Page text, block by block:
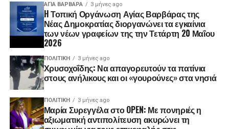
ΑΓΙΑ ΒΑΡΒΑΡΑ 3 μήνες ago
H Τοπική Οργάνωση Αγίας Βαρβάρας της
Νέας Δημοκρατίας διοργανώνει τα εγκαίνια
των νέων γραφείων της την Τετάρτη 20 Μαΐου
2026
ΠΟΛΙΤΙΚΉ 3 μήνες ago
Χρυσοχοΐδης: Να απαγορευτούν τα πατίνια
στους ανήλικους και οι «γουρούνες» στα νησιά
ΠΟΛΙΤΙΚΉ 3 μήνες ago
Μαρία Συρεγγέλα στο OPEN: Με πονηριές η
αξιωματική αντιπολίτευση ακυρώνει τη